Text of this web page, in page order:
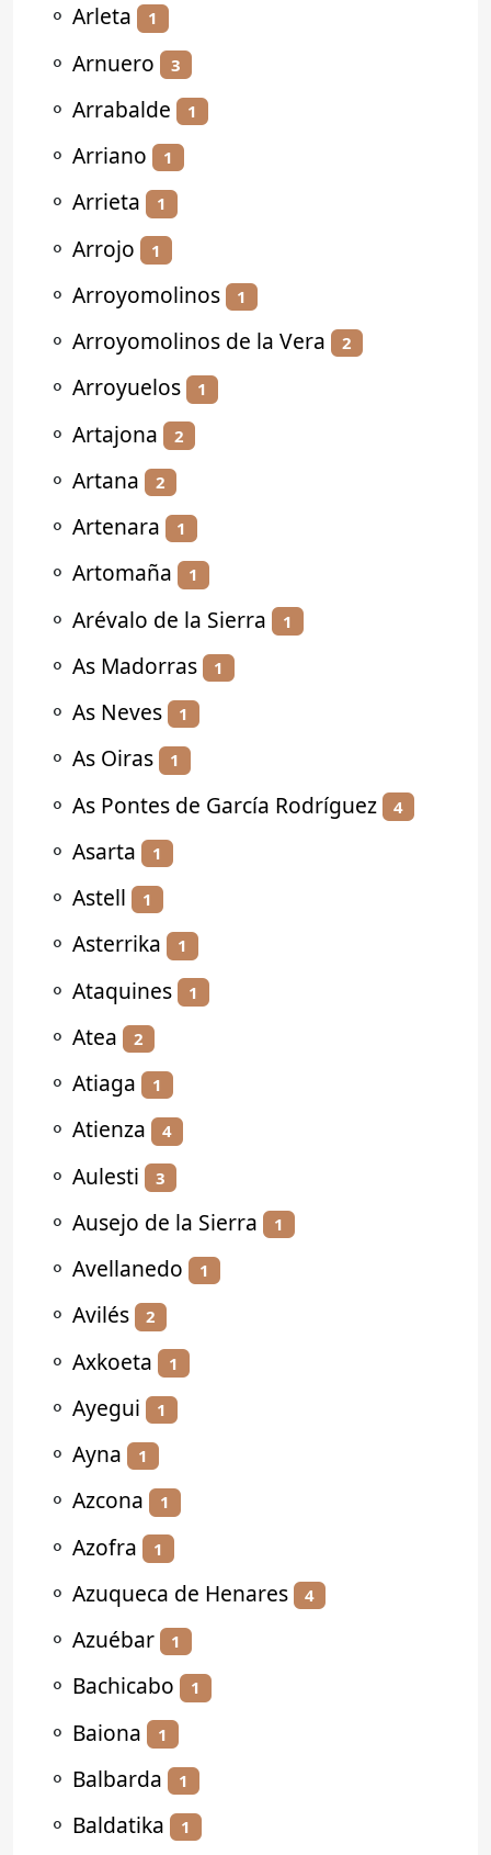
⚬ Arleta 1
⚬ Arnuero 3
⚬ Arrabalde 1
⚬ Arriano 1
⚬ Arrieta 1
⚬ Arrojo 1
⚬ Arroyomolinos 1
⚬ Arroyomolinos de la Vera 2
⚬ Arroyuelos 1
⚬ Artajona 2
⚬ Artana 2
⚬ Artenara 1
⚬ Artomaña 1
⚬ Arévalo de la Sierra 1
⚬ As Madorras 1
⚬ As Neves 1
⚬ As Oiras 1
⚬ As Pontes de García Rodríguez 4
⚬ Asarta 1
⚬ Astell 1
⚬ Asterrika 1
⚬ Ataquines 1
⚬ Atea 2
⚬ Atiaga 1
⚬ Atienza 4
⚬ Aulesti 3
⚬ Ausejo de la Sierra 1
⚬ Avellanedo 1
⚬ Avilés 2
⚬ Axkoeta 1
⚬ Ayegui 1
⚬ Ayna 1
⚬ Azcona 1
⚬ Azofra 1
⚬ Azuqueca de Henares 4
⚬ Azuébar 1
⚬ Bachicabo 1
⚬ Baiona 1
⚬ Balbarda 1
⚬ Baldatika 1